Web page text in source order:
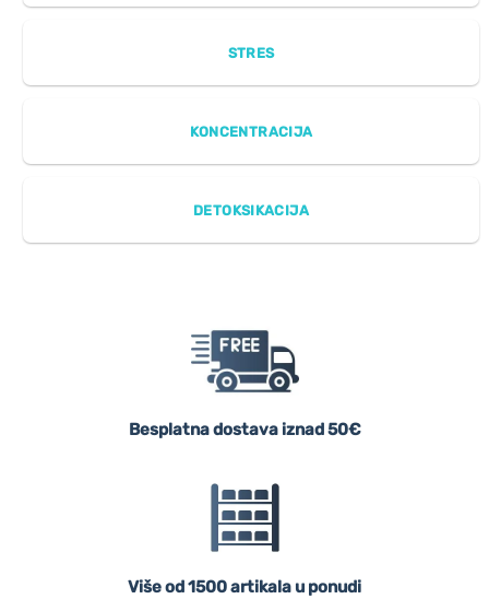
STRES
KONCENTRACIJA
DETOKSIKACIJA
Besplatna dostava iznad 50€
Više od 1500 artikala u ponudi